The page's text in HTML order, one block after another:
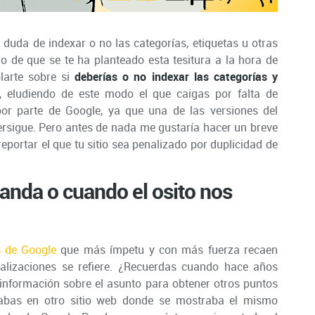
de indexar o no las categorías, etiquetas u otras
de que se te ha planteado esta tesitura a la hora de
sobre si deberías o no indexar las categorías y
, eludiendo de este modo el que caigas por falta de
parte de Google, ya que una de las versiones del
Pero antes de nada me gustaría hacer un breve
el que tu sitio sea penalizado por duplicidad de
o cuando el osito nos
Google que más ímpetu y con más fuerza recaen
se refiere. ¿Recuerdas cuando hace años
sobre el asunto para obtener otros puntos
en otro sitio web donde se mostraba el mismo